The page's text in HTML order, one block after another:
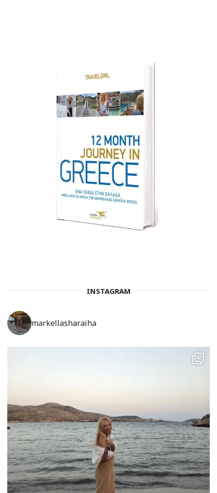
INSTAGRAM
markellasharaiha